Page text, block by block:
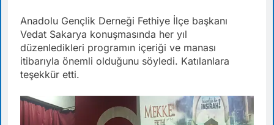
Anadolu Gençlik Derneği Fethiye İlçe başkanı
Vedat Sakarya konuşmasında her yıl
düzenledikleri programın içeriği ve manası
itibarıyla önemli olduğunu söyledi. Katılanlara
teşekkür etti.